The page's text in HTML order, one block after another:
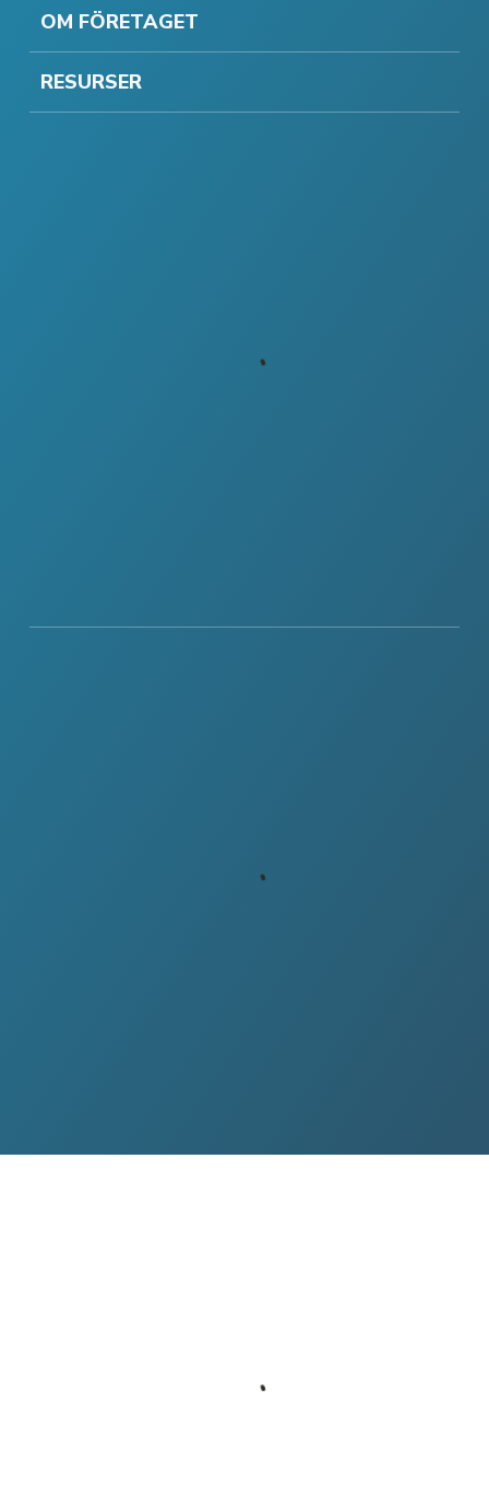
OM FÖRETAGET
RESURSER